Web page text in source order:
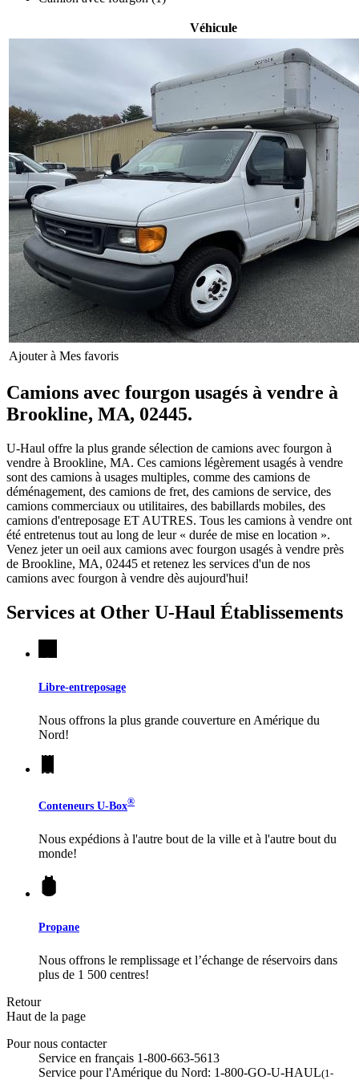
Véhicule
Ajouter à Mes favoris
Camions avec fourgon usagés à vendre à
Brookline, MA, 02445.
U-Haul offre la plus grande sélection de camions avec fourgon à
vendre à Brookline, MA. Ces camions légèrement usagés à vendre
sont des camions à usages multiples, comme des camions de
déménagement, des camions de fret, des camions de service, des
camions commerciaux ou utilitaires, des babillards mobiles, des
camions d'entreposage ET AUTRES. Tous les camions à vendre ont
été entretenus tout au long de leur « durée de mise en location ».
Venez jeter un oeil aux camions avec fourgon usagés à vendre près
de Brookline, MA, 02445 et retenez les services d'un de nos
camions avec fourgon à vendre dès aujourd'hui!
Services at Other U-Haul Établissements
Libre-entreposage
Nous offrons la plus grande couverture en Amérique du
Nord!
Conteneurs U-Box®
Nous expédions à l'autre bout de la ville et à l'autre bout du
monde!
Propane
Nous offrons le remplissage et l’échange de réservoirs dans
plus de 1 500 centres!
Retour
Haut de la page
Pour nous contacter
Service en français 1-800-663-5613
Service pour l'Amérique du Nord: 1-800-GO-U-HAUL(1-